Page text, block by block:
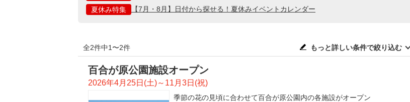
夏休み特集
【7月・8月】日付から探せる！夏休みイベントカレンダー
全2件中1〜2件 もっと詳しい条件で絞り込む
百合が原公園施設オープン
2026年4月25日(土)～11月3日(祝)
季節の花の見頃に合わせて百合が原公園内の各施設がオープン